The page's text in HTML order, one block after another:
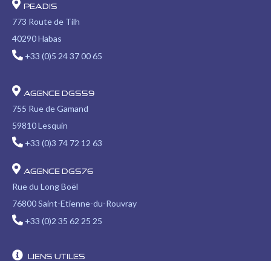
PEADIS
773 Route de Tilh
40290 Habas
+33 (0)5 24 37 00 65
Agence DGS59
755 Rue de Gamand
59810 Lesquin
+33 (0)3 74 72 12 63
Agence DGS76
Rue du Long Boël
76800 Saint-Etienne-du-Rouvray
+33 (0)2 35 62 25 25
Liens utiles